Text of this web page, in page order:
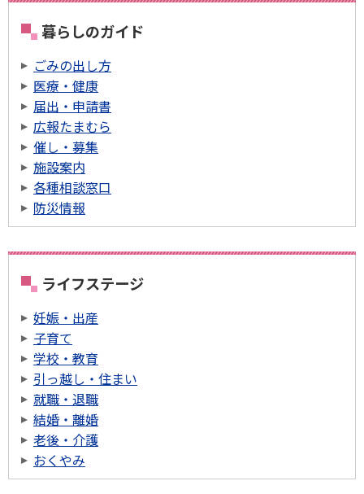
暮らしのガイド
ごみの出し方
医療・健康
届出・申請書
広報たまむら
催し・募集
施設案内
各種相談窓口
防災情報
ライフステージ
妊娠・出産
子育て
学校・教育
引っ越し・住まい
就職・退職
結婚・離婚
老後・介護
おくやみ